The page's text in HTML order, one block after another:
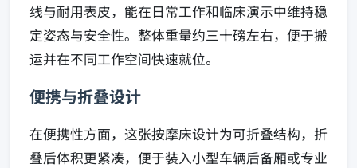
线与耐用表皮，能在日常工作和临床演示中维持稳
定姿态与安全性。整体重量约三十磅左右，便于搬
运并在不同工作空间快速就位。
便携与折叠设计
在便携性方面，这张按摩床设计为可折叠结构，折
叠后体积更紧凑，便于装入小型车辆后备厢或专业